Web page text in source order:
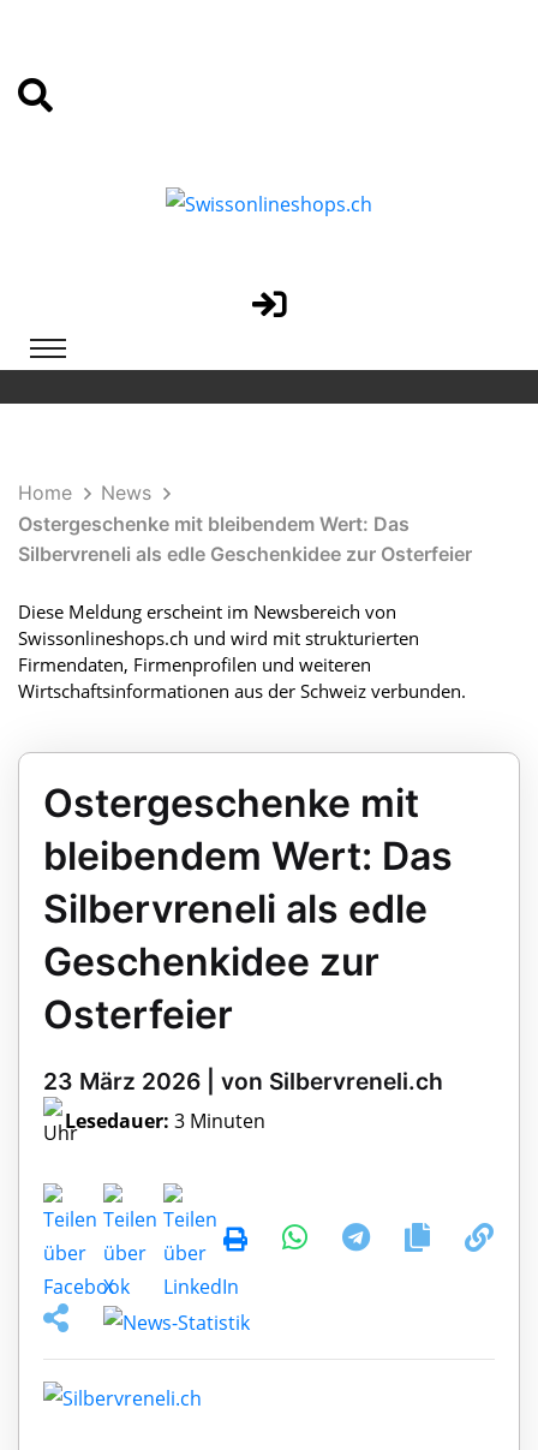
Home
News
Ostergeschenke mit bleibendem Wert: Das
Silbervreneli als edle Geschenkidee zur Osterfeier
Diese Meldung erscheint im Newsbereich von
Swissonlineshops.ch und wird mit strukturierten
Firmendaten, Firmenprofilen und weiteren
Wirtschaftsinformationen aus der Schweiz verbunden.
Ostergeschenke mit
bleibendem Wert: Das
Silbervreneli als edle
Geschenkidee zur
Osterfeier
23 März 2026 | von Silbervreneli.ch
Lesedauer: 3 Minuten